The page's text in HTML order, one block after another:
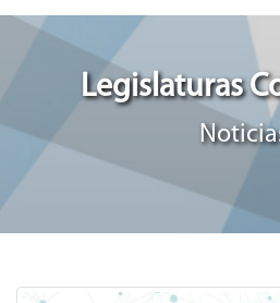
Legislaturas